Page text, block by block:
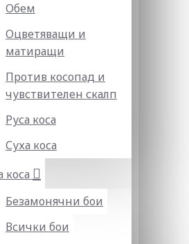
Обем
Оцветяващи и
матиращи
Против косопад и
чувствителен скалп
Руса коса
Суха коса
коса
Безамонячни бои
Всички бои